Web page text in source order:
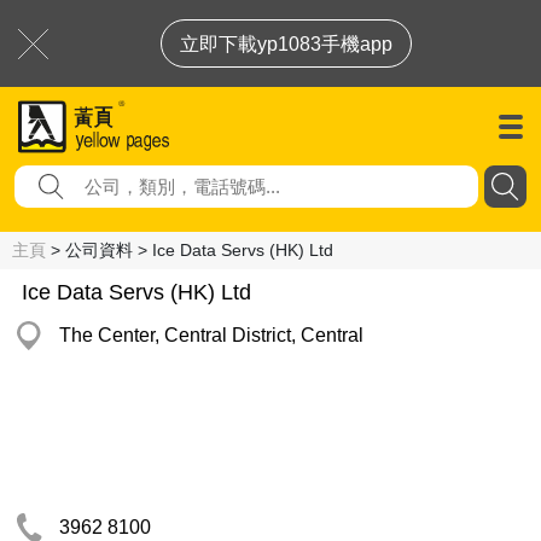
立即下載yp1083手機app
主頁 > 公司資料 > Ice Data Servs (HK) Ltd
Ice Data Servs (HK) Ltd
The Center, Central District, Central
3962 8100